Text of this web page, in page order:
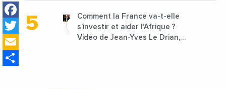
Facebook
Twitter
Comment la France va-t-elle
s’investir et aider l’Afrique ?
Vidéo de Jean-Yves Le Drian,